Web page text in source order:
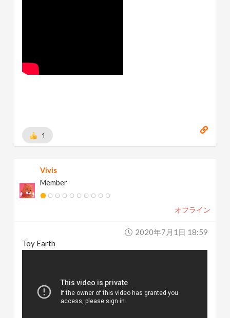
1
Vivis
Member
オフライン
2020年7月1日 18:59
Toy Earth